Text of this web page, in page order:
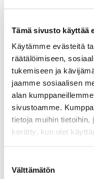
Tämä sivusto käyttää
Käytämme evästeitä
räätälöimiseen,
tukemiseen ja
jaamme sosiaalisen
alan
sivustoamme.
tietoja muihin tietoihin,
kerätty, kun olet
valinta
Välttämätön
Talo joka
Tässäkin kohteessa
rakenneratkaisuja,
sääolosuhteisiin.
Rakennuksen
tuulettuva alapohja,
kaikki lattiarakenteet